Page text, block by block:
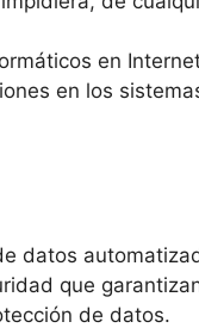
en
en los
datos
que
de datos.